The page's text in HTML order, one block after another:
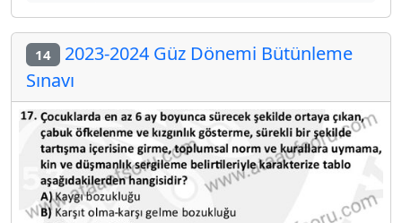
14 2023-2024 Güz Dönemi Bütünleme
Sınavı